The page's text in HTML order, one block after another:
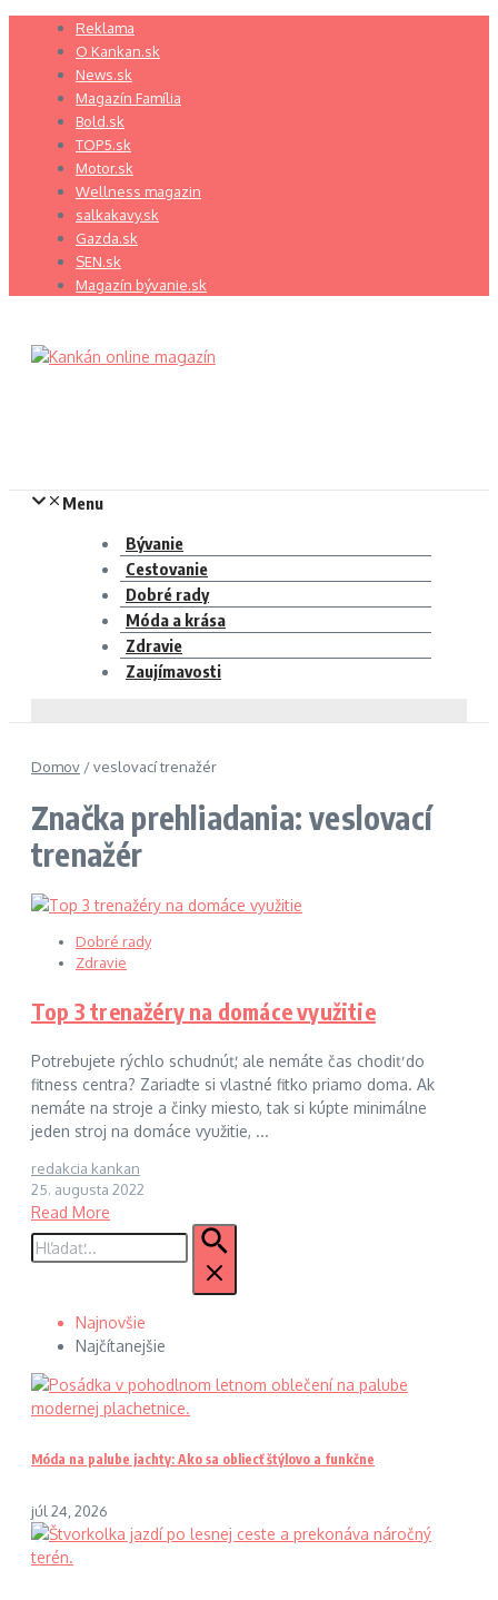
Preskočiť
Reklama
O Kankan.sk
News.sk
Magazín Família
Bold.sk
TOP5.sk
Motor.sk
Wellness magazin
salkakavy.sk
Gazda.sk
SEN.sk
Magazín bývanie.sk
Menu
Bývanie
Cestovanie
Dobré rady
Móda a krása
Zdravie
Zaujímavosti
Domov /veslovací trenažér
Značka prehliadania: veslovací
trenažér
Dobré rady
Zdravie
Top 3 trenažéry na domáce využitie
Potrebujete rýchlo schudnúť, ale nemáte čas chodiť do
fitness centra? Zariaďte si vlastné fitko priamo doma. Ak
nemáte na stroje a činky miesto, tak si kúpte minimálne
jeden stroj na domáce využitie, ...
redakcia kankan
25. augusta 2022
Read More
Hľadať:
Najnovšie
Najčítanejšie
Móda na palube jachty: Ako sa obliecť štýlovo a funkčne
júl 24, 2026